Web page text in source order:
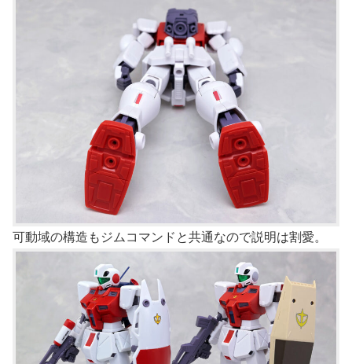
可動域の構造もジムコマンドと共通なので説明は割愛。